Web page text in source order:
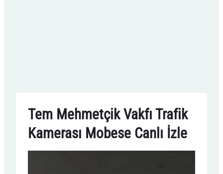
Tem Mehmetçik Vakfı Trafik
Kamerası Mobese Canlı İzle